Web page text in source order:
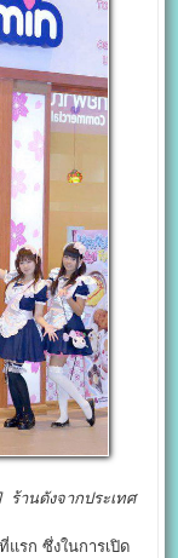
ร้านดังจากประเทศ
รก ซึ่งในการเปิด